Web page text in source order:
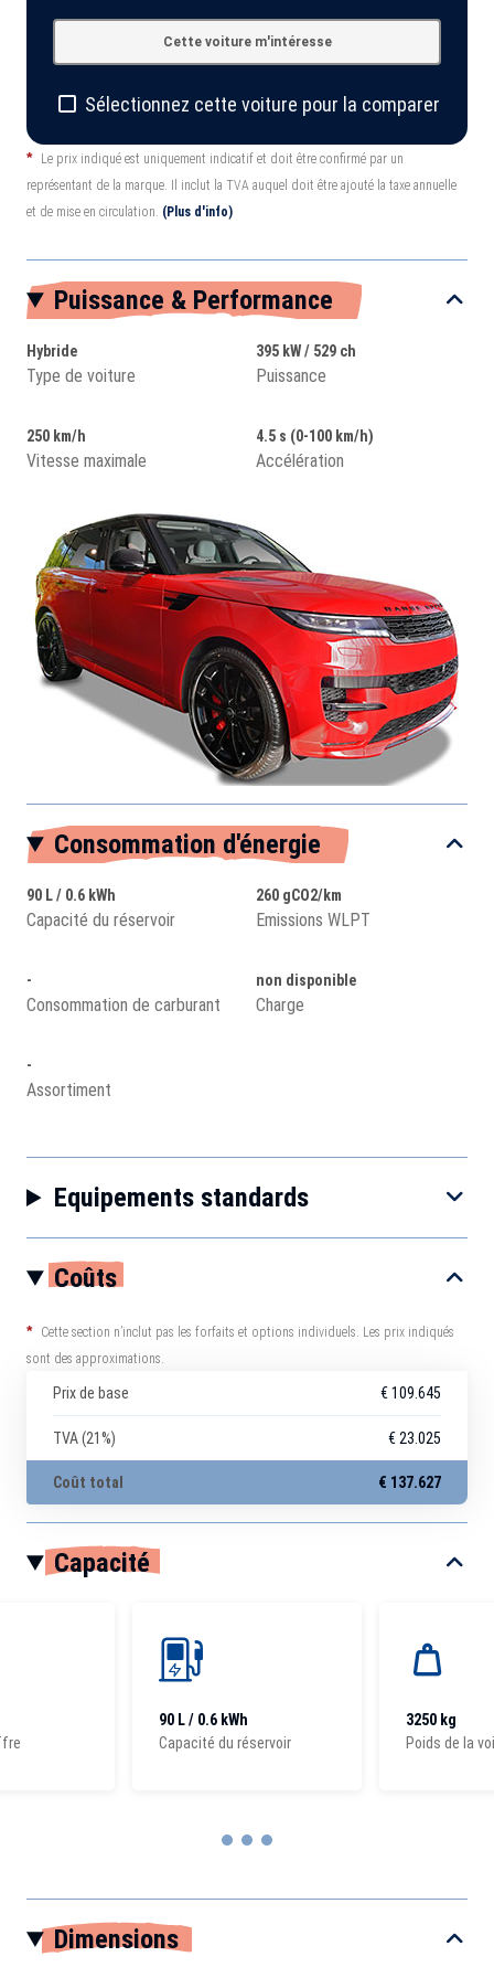
Cette voiture m'intéresse
Sélectionnez cette voiture pour la comparer
*
Le prix indiqué est uniquement indicatif et doit être confirmé par un
représentant de la marque. Il inclut la TVA auquel doit être ajouté la taxe annuelle
et de mise en circulation. (Plus d'info)
Puissance & Performance
Hybride
Type de voiture
395 kW / 529 ch
Puissance
250 km/h
Vitesse maximale
4.5 s (0-100 km/h)
Accélération
Consommation d'énergie
90 L / 0.6 kWh
Capacité du réservoir
260 gCO2/km
Emissions WLPT
-
Consommation de carburant
non disponible
Charge
-
Assortiment
Equipements standards
Coûts
*
Cette section n’inclut pas les forfaits et options individuels. Les prix indiqués
sont des approximations.
Prix de base € 109.645
TVA (21%) € 23.025
Coût total € 137.627
Capacité
90 L / 0.6 kWh
Capacité du réservoir
3250 kg
Poids de la
Dimensions